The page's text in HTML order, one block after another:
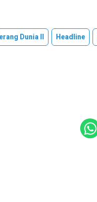
Dunia II Headline